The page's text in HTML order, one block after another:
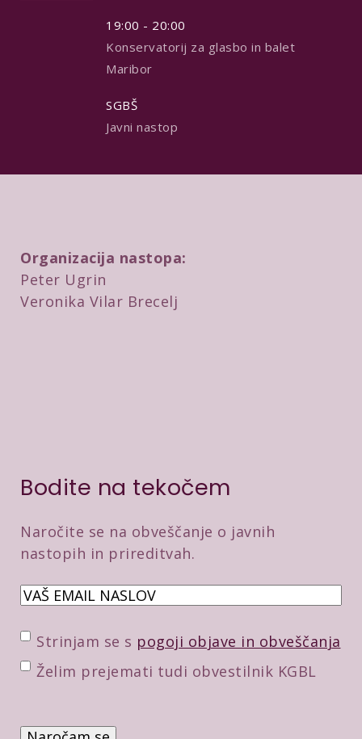
19:00 - 20:00
Konservatorij za glasbo in balet
Maribor
SGBŠ
Javni nastop
Bodite na tekočem
Naročite se na obveščanje o javnih
nastopih in prireditvah.
E
a
i
P
o
d
Strinjam se s pogoji objave in obveščanja
D Želim prejemati tudi obvestilnik KGBL
Organizacija nastopa:
Peter Ugrin
Veronika Vilar Brecelj